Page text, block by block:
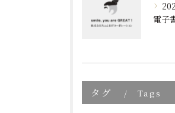
タグ Tags